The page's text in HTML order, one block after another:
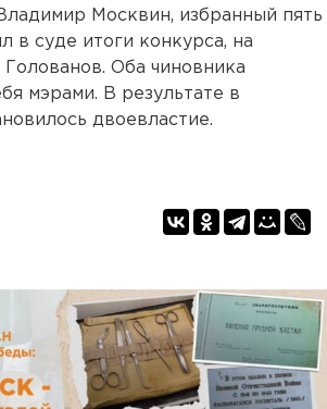
Москвин, избранный пять
в суде итоги конкурса, на
Оба чиновника
мэрами. В результате в
двоевластие.